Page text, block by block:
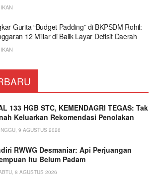
Gurita “Budget Padding” di BKPSDM Rohil:
12 Miliar di Balik Layar Defisit Daerah
133 HGB STC, KEMENDAGRI TEGAS: Tak
Keluarkan Rekomendasi Penolakan
9 AGUSTUS 2026
RWWG Desmaniar: Api Perjuangan
Itu Belum Padam
8 AGUSTUS 2026